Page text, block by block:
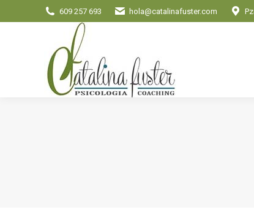
609 257 693 hola@catalinafuster.com